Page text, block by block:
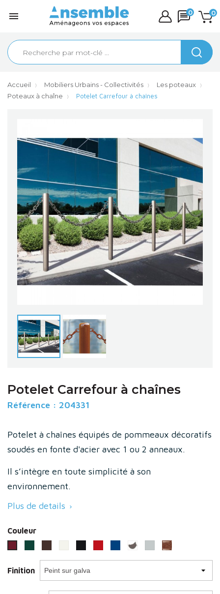
 0
0
Accueil Mobiliers Urbains - Collectivités
Les poteaux
Poteaux à chaîne
Potelet Carrefour à chaînes
Potelet Carrefour à chaînes
Référence : 204331
Potelet à chaînes équipés de pommeaux décoratifs
soudés en fonte d'acier avec 1 ou 2 anneaux.
Il s’intègre en toute simplicité à son
environnement.
Plus de details

Couleur
Noir RAL 9005
Rouge (3020)Bleu (RAL 5010)
Gris procityGris clair (RAL 7044)
Aspect corten
Finition